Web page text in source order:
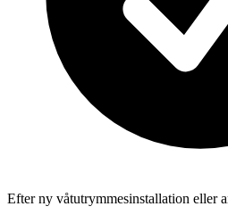
Efter ny våtutrymmesinstallation eller